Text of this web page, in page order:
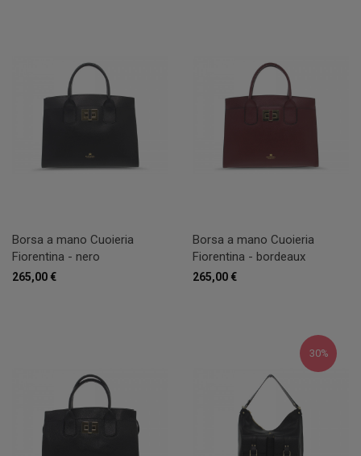
Borsa a mano Cuoieria
Fiorentina - nero
265,00 €
Borsa a mano Cuoieria
Fiorentina - bordeaux
265,00 €
30%